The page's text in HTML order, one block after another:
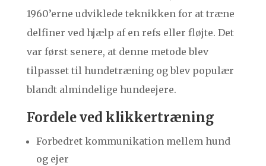
1960’erne udviklede teknikken for at træne
delfiner ved hjælp af en refs eller fløjte. Det
var først senere, at denne metode blev
tilpasset til hundetræning og blev populær
blandt almindelige hundeejere.
Fordele ved klikkertræning
Forbedret kommunikation mellem hund
og ejer